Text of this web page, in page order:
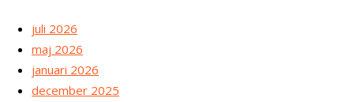
juli 2026
maj 2026
januari 2026
december 2025